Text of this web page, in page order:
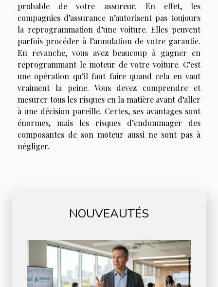
probable de votre assureur. En effet, les
compagnies d’assurance n’autorisent pas toujours
la reprogrammation d’une voiture. Elles peuvent
parfois procéder à l’annulation de votre garantie.
En revanche, vous avez beaucoup à gagner en
reprogrammant le moteur de votre voiture. C’est
une opération qu’il faut faire quand cela en vaut
vraiment la peine. Vous devez comprendre et
mesurer tous les risques en la matière avant d’aller
à une décision pareille. Certes, ses avantages sont
énormes, mais les risques d’endommager des
composantes de son moteur aussi ne sont pas à
négliger.
NOUVEAUTÉS